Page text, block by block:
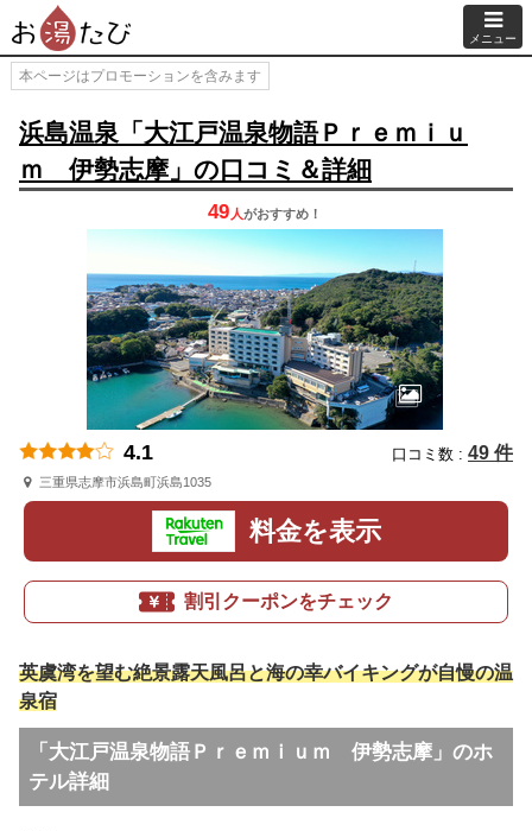
メニュー
本ページはプロモーションを含みます
浜島温泉「大江戸温泉物語Ｐｒｅｍｉｕ
ｍ 伊勢志摩」の口コミ＆詳細
49 人がおすすめ！
4.1 口コミ数 : 49 件
三重県志摩市浜島町浜島1035
料金を表示
割引クーポンをチェック
英虞湾を望む絶景露天風呂と海の幸バイキングが自慢の温
泉宿
「大江戸温泉物語Ｐｒｅｍｉｕｍ 伊勢志摩」のホ
テル詳細